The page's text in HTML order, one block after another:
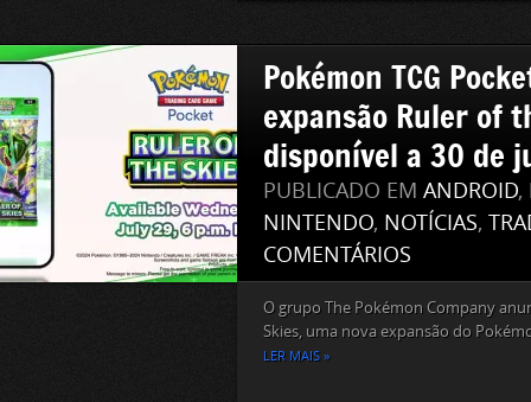
Pokémon TCG
expansão Ruler of
disponível a 30 de
PUBLICADO EM ANDROID,
NINTENDO, NOTÍCIAS,
COMENTÁRIOS
O grupo The Pokémon Company
Skies, uma nova expansão do
LER MAIS »